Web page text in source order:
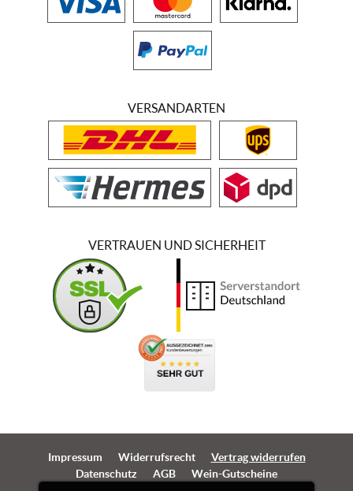
VERSANDARTEN
VERTRAUEN UND SICHERHEIT
Impressum Widerrufsrecht
Vertrag widerrufen
Datenschutz
AGB Wein-Gutscheine